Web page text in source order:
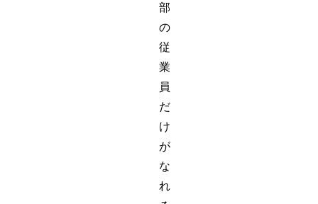
部
の
従
業
員
だ
け
が
な
れ